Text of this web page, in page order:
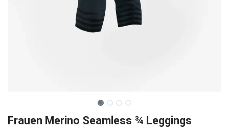
Frauen Merino Seamless ¾ Leggings